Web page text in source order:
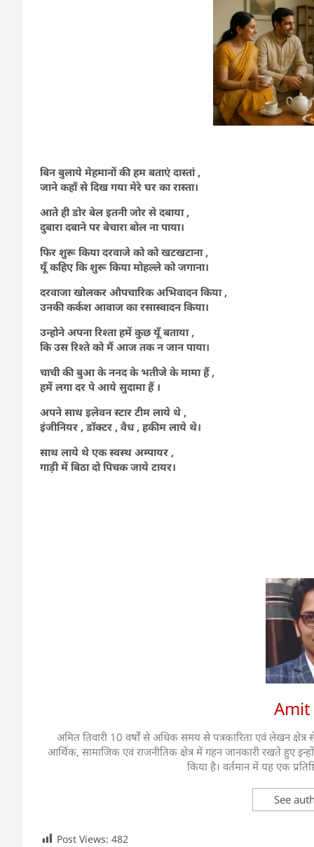
बिन बुलाये मेहमानों की हम बताएं दास्तां ,
जाने कहाँ से दिख गया मेरे घर का रास्ता।
आते ही डोर बेल इतनी जोर से दबाया ,
दुबारा दबाने पर बेचारा बोल ना पाया।
फिर शुरू किया दरवाजे को को खटखटाना ,
यूँ कहिए कि शुरू किया मोहल्ले को जगाना।
दरवाजा खोलकर औपचारिक अभिवादन किया ,
उनकी कर्कश आवाज का रसास्वादन किया।
उन्होने अपना रिश्ता हमें कुछ यूँ बताया ,
कि उस रिश्ते को मैं आज तक न जान पाया।
चाची की बुआ के ननद के भतीजे के मामा हैं ,
हमें लगा दर पे आये सुदामा हैं ।
अपने साथ इलेवन स्टार टीम लाये थे ,
इंजीनियर , डॉक्टर , वैध , हकीम लाये थे।
साथ लाये थे एक स्वस्थ अम्पायर ,
गाड़ी में बिठा दो पिचक जाये टायर।
अमित तिवारी 10 वर्षों से अधिक समय से पत्रकारिता एवं लेखन
आर्थिक, सामाजिक एवं राजनीतिक क्षेत्र में गहन जानकारी रखते हुए
किया है। वर्तमान में यह एक
See
Post Views: 482